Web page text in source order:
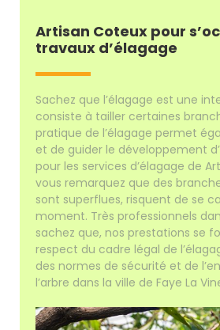
Artisan Coteux pour
travaux d’élagage
Sachez que l’élagage est une
consiste à tailler certaines
pratique de l’élagage permet
et de guider le développement
pour les services d’élagage de
vous remarquez que des
sont superflues, risquent de se
moment. Très professionnels
sachez que, nos prestations se
respect du cadre légal de
des normes de sécurité et de
l’arbre dans la ville de Faye La